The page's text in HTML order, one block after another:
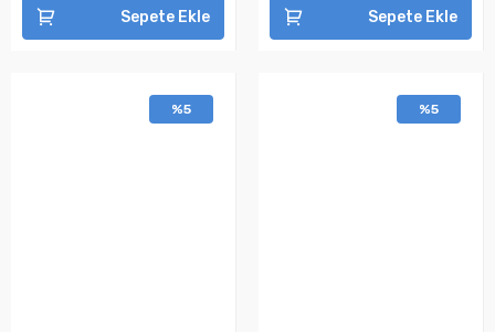
Sepete Ekle Sepete Ekle
%5 %5